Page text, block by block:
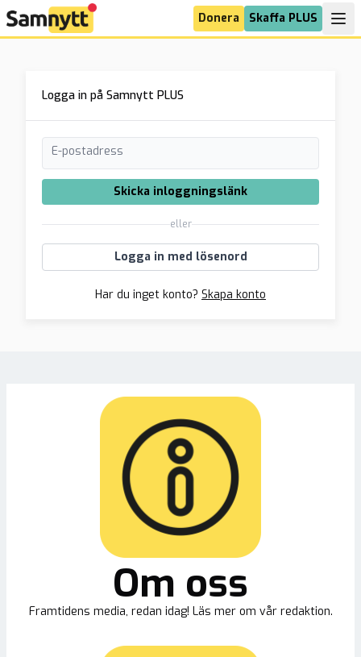
Donera Skaffa PLUS
Logga in på Samnytt PLUS
E-postadress
Skicka inloggningslänk
eller
Logga in med lösenord
Har du inget konto? Skapa konto
Om oss
Framtidens media, redan idag! Läs mer om vår redaktion.